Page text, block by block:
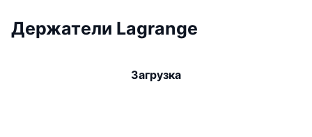
Держатели Lagrange
Загрузка